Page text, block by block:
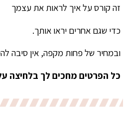
זה קורס על איך לראות את עצמך
כדי שגם אחרים יראו אותך.
ובמחיר של פחות מקפה, אין סיבה
כל הפרטים מחכים לך בלחיצה